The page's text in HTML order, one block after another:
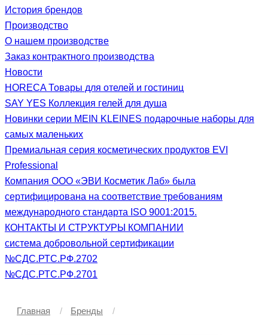
История брендов
Производство
О нашем производстве
Заказ контрактного производства
Новости
HORECA Товары для отелей и гостиниц
SAY YES Коллекция гелей для душа
Новинки серии MEIN KLEINES подарочные наборы для
самых маленьких
Премиальная серия косметических продуктов EVI
Professional
Компания ООО «ЭВИ Косметик Лаб» была
сертифицирована на соответствие требованиям
международного стандарта ISO 9001:2015.
КОНТАКТЫ И СТРУКТУРЫ КОМПАНИИ
система добровольной сертификации
№СДС.РТС.РФ.2702
№СДС.РТС.РФ.2701
Главная Бренды